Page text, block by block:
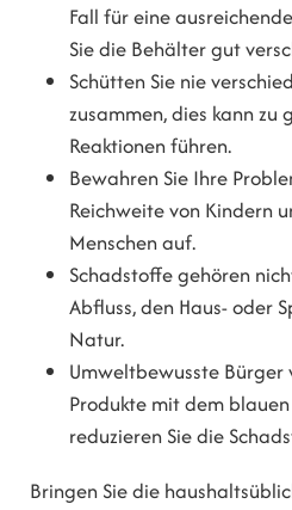
Fall für eine
Sie die Behälter gut
Schütten Sie nie
zusammen, dies kann
Reaktionen führen.
Bewahren Sie Ihre
Reichweite von Kindern
Menschen auf.
Schadstoffe gehören
Abfluss, den Haus- oder
Natur.
Umweltbewusste
Produkte mit dem
reduzieren Sie die
Bringen Sie die